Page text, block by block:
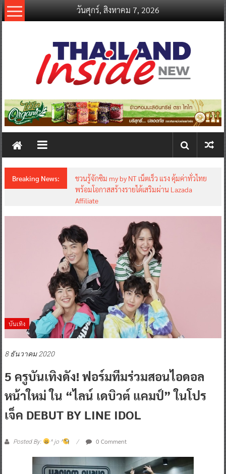
Skip
to
วันศุกร์, สิงหาคม 7, 2026
thailandinsidenew.com
Thailand
New
Breaking News:
ชวนรู้จักซิม my by NT เน็ตเร็ว แรง คุ้มค่าทั่วไทย
พร้อมโอกาสสร้างรายได้เสริมผ่าน Lazada
Affiliate
บันเทิง
8 ธันวาคม 2020
5 ครูบันเทิงดัง! ฟอร์มทีมร่วมสอนไอดอล
หน้าใหม่ ใน “ไลน์ เดบิวต์ แคมป์” ในโปร
เจ็ค DEBUT BY LINE IDOL
Posted By: ^ jo ^ 0 Comment